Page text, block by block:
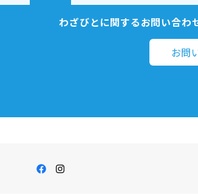
わざびとに関するお問い合わ
お問